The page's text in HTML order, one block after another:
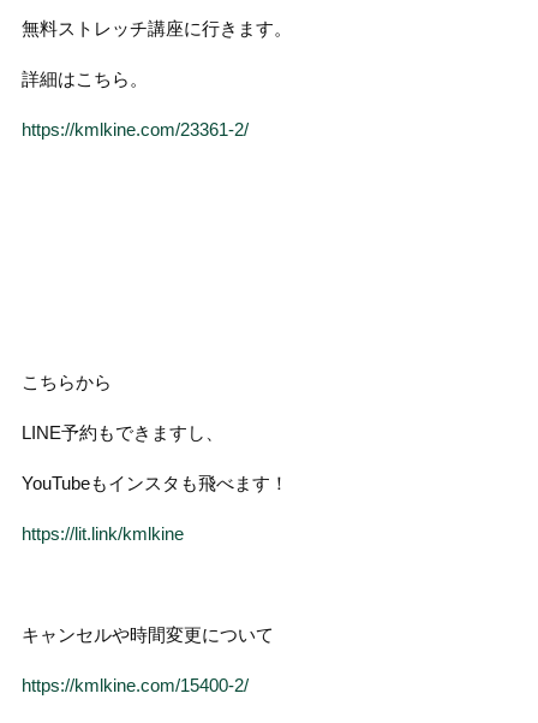
無料ストレッチ講座に行きます。
詳細はこちら。
https://kmlkine.com/23361-2/
こちらから
LINE予約もできますし、
YouTubeもインスタも飛べます！
https://lit.link/kmlkine
キャンセルや時間変更について
https://kmlkine.com/15400-2/